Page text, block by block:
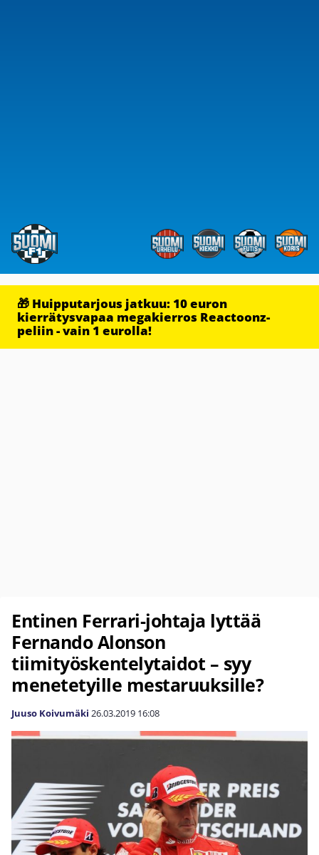
🎁 Huipputarjous jatkuu: 10 euron
kierrätysvapaa megakierros Reactoonz-
peliin - vain 1 eurolla!
Entinen Ferrari-johtaja lyttää
Fernando Alonson
tiimityöskentelytaidot – syy
menetetyille mestaruuksille?
Juuso Koivumäki 26.03.2019 16:08